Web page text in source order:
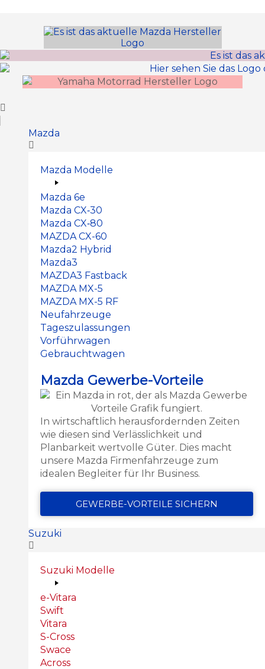
Mazda
Mazda Modelle
Mazda 6e
Mazda CX‑30
Mazda CX‑80
MAZDA CX-60
Mazda2 Hy­brid
Mazda3
MAZDA3 Fastback
MAZDA MX-5
MAZDA MX-5 RF
Neufahrzeuge
Tageszulassungen
Vorführwagen
Gebrauchtwagen
Mazda Gewerbe-Vorteile
In wirtschaftlich herausfordernden Zeiten
wie diesen sind Verlässlichkeit und
Planbarkeit wertvolle Güter. Dies macht
unsere Mazda Firmenfahrzeuge zum
idealen Begleiter für Ihr Business.
GEWERBE-VORTEILE SICHERN
Suzuki
Suzuki Modelle
e-Vitara
Swift
Vitara
S-Cross
Swace
Across